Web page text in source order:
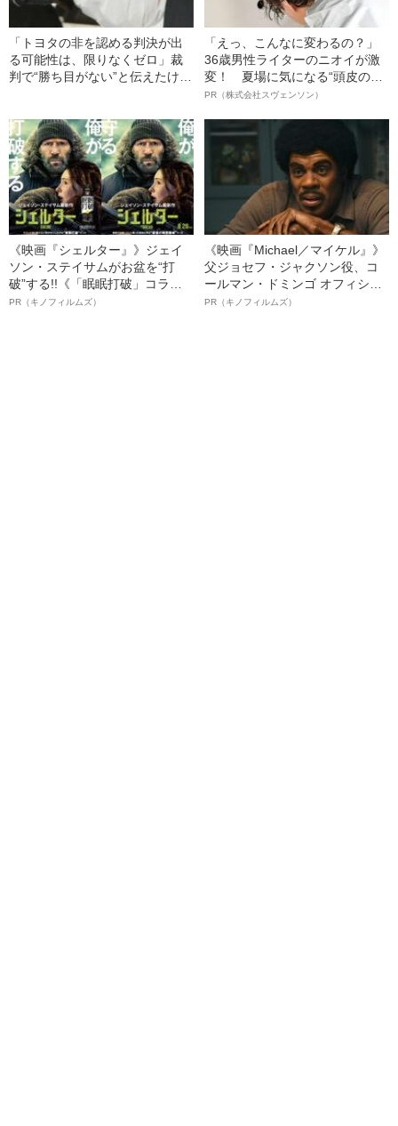
「トヨタの非を認める判決が出
る可能性は、限りなくゼロ」裁
判で“勝ち目がない”と伝えたけれ
の葛藤」
「えっ、こんなに変わるの？」
36歳男性ライターのニオイが激
変！ 夏場に気になる“頭皮のニ
オイ”や“ベタつき”を解消す
ト”が生み出した徹底ケアとは
PR（株式会社スヴェンソン）
《映画『シェルター』》ジェイ
ソン・ステイサムがお盆を“打
破”する!!《「眠眠打破」コラ
ボ》
PR（キノフィルムズ）
《映画『Michael／マイケル』》
父ジョセフ・ジャクソン役、コ
ールマン・ドミンゴ オフィシャ
ルインタビュー“観客を魅了した
PR（キノフィルムズ）